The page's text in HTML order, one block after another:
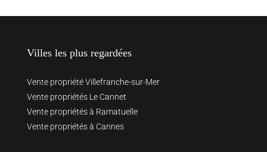
Villes les plus regardées
Vente propriété Villefranche-sur-Mer
Vente propriétés Le Cannet
Vente propriétés à Ramatuelle
Vente propriétés à Cannes